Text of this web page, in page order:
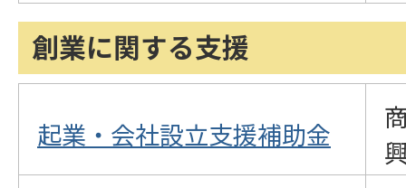
創業に関する支援
起業・会社設立支援補助金